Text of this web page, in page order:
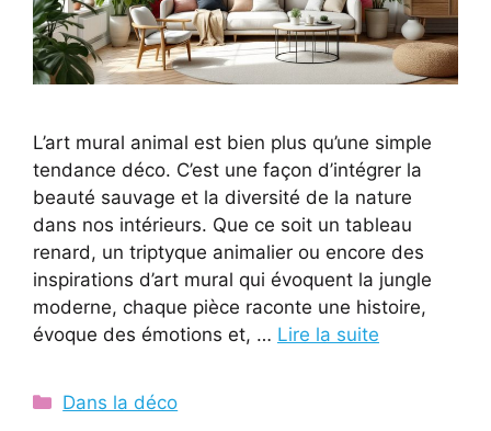
L’art mural animal est bien plus qu’une simple
tendance déco. C’est une façon d’intégrer la
beauté sauvage et la diversité de la nature
dans nos intérieurs. Que ce soit un tableau
renard, un triptyque animalier ou encore des
inspirations d’art mural qui évoquent la jungle
moderne, chaque pièce raconte une histoire,
évoque des émotions et, … Lire la suite
Catégories
Dans la déco